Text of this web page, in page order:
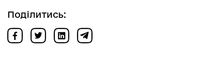
Поділитись: